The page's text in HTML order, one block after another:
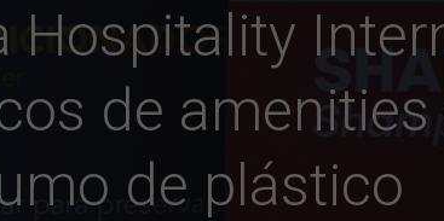
Hospitality
de
de plástico